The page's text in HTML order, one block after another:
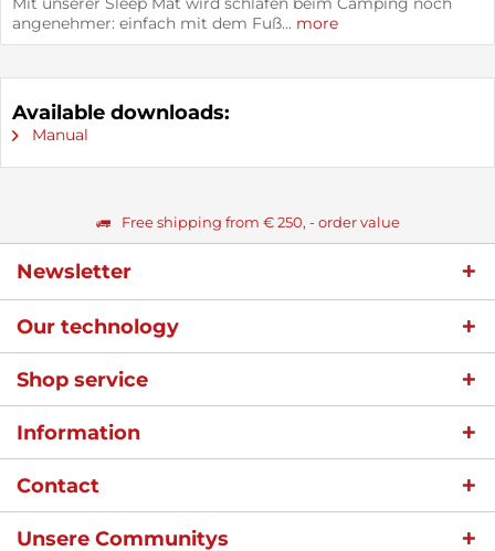
angenehmer: einfach mit dem Fuß... more
Available downloads:
Manual
Free shipping from € 250, - order value
Newsletter
Our technology
Shop service
Information
Contact
Unsere Communitys